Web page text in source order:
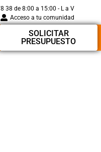
38 de 8:00 a 15:00 - L a V
Acceso a tu comunidad
SOLICITAR
PRESUPUESTO